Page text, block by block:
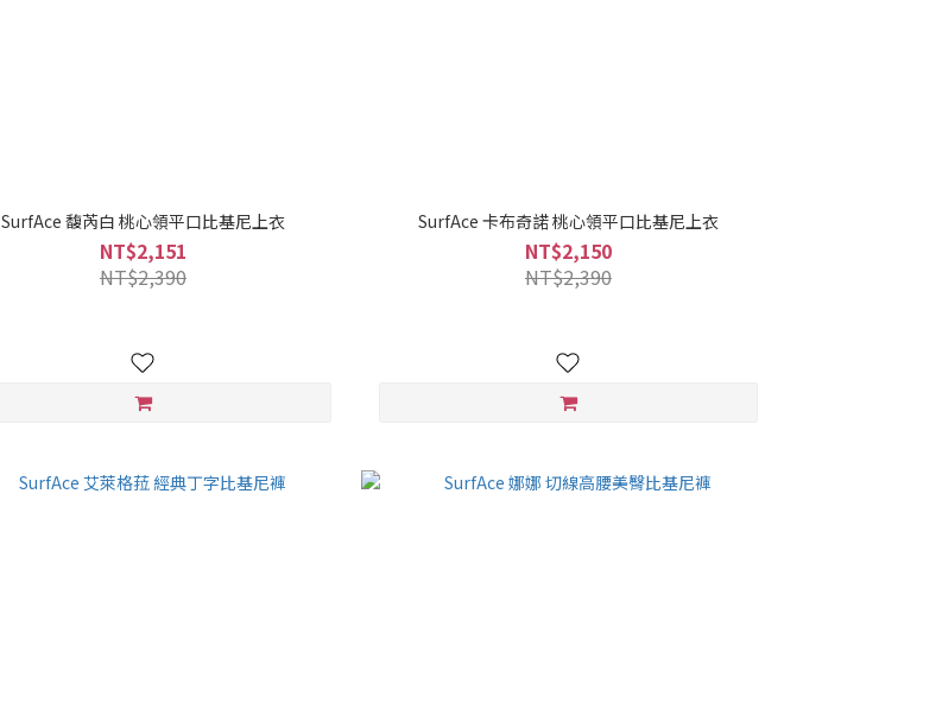
SurfAce 馥芮白 桃心領平口比基尼上衣
NT$2,151
NT$2,390
SurfAce 卡布奇諾 桃心領平口比基尼上衣
NT$2,150
NT$2,390